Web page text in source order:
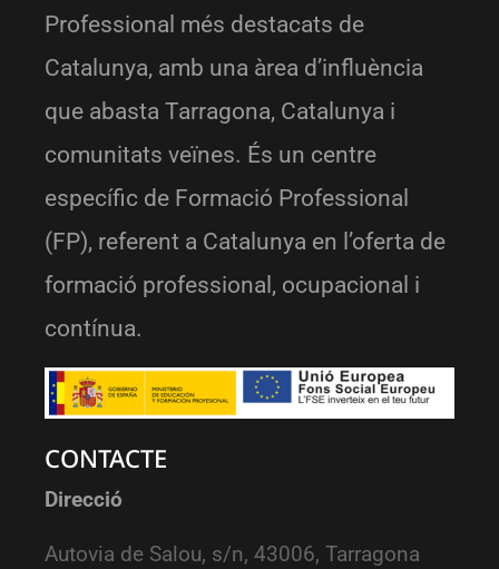
Professional més destacats de
Catalunya, amb una àrea d’influència
que abasta Tarragona, Catalunya i
comunitats veïnes. És un centre
específic de Formació Professional
(FP), referent a Catalunya en l’oferta de
formació professional, ocupacional i
contínua.
CONTACTE
Direcció
Autovia de Salou, s/n, 43006, Tarragona